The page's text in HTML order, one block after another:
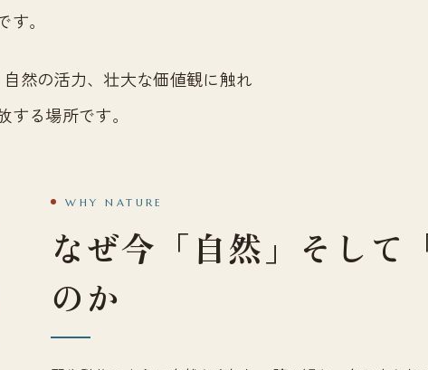
。
然の活力、壮大な価値観に触れ
る場所です。
WHY NATURE
なぜ今「自然」そして
のか